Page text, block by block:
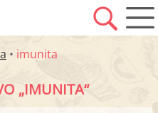
• imunita
„IMUNITA“